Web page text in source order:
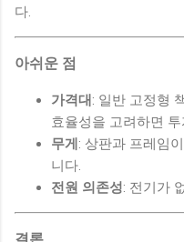
다.
아쉬운 점
가격대 : 일반 고정형
효율성을 고려하면
무게 : 상판과 프레임
니다.
전원 의존성: 전기가